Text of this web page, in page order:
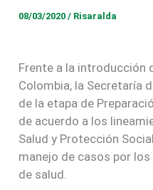
08/03/2020/ Risaralda
Frente a la introducción
Colombia, la Secretaría
de la etapa de
de acuerdo a los
Salud y Protección
manejo de casos por
de salud.